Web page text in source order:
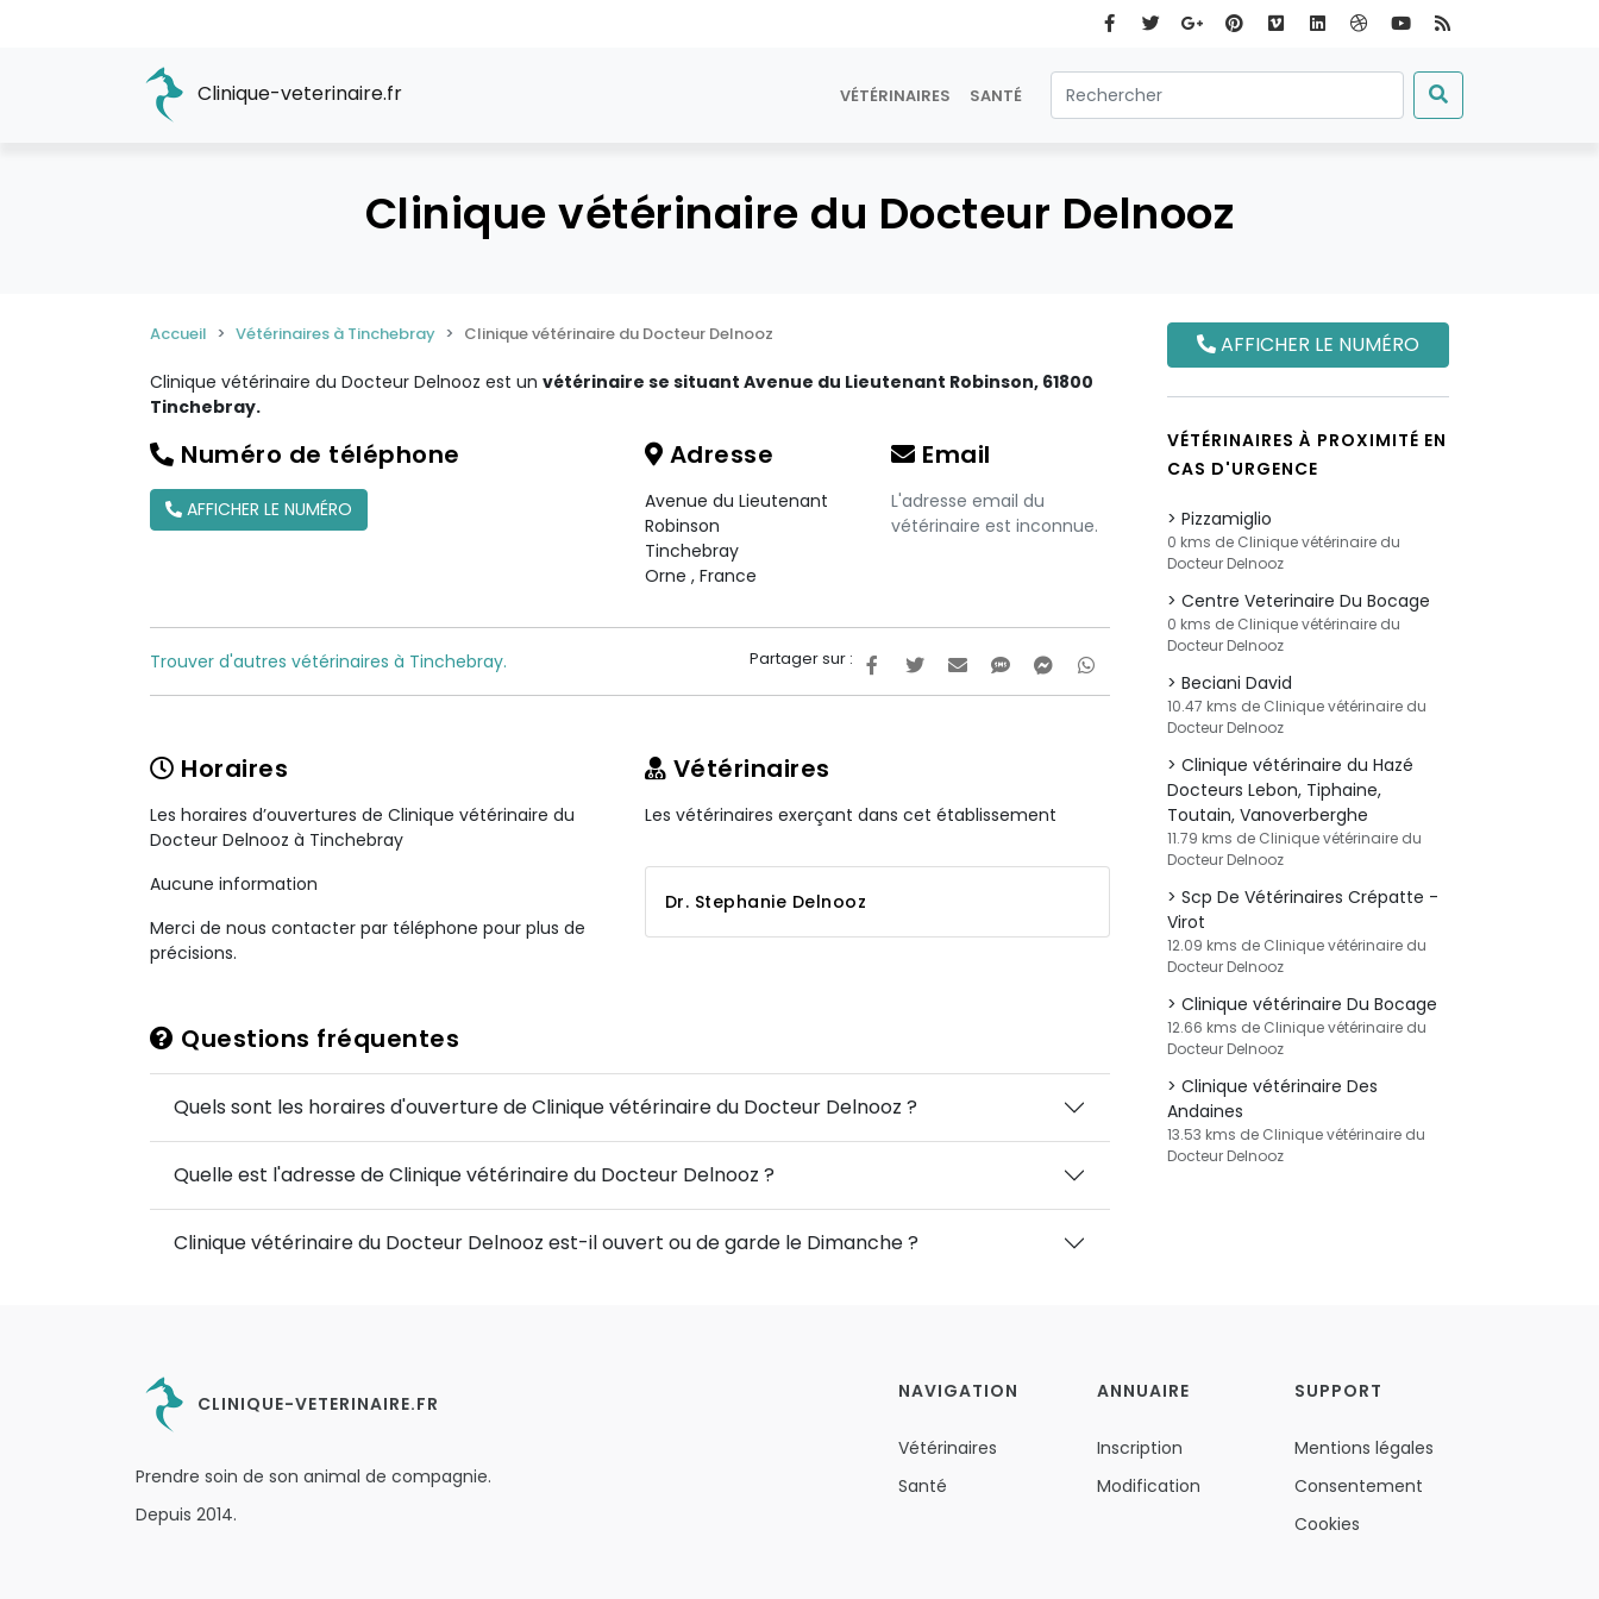
Clinique-veterinaire.fr VÉTÉRINAIRES SANTÉ
Clinique vétérinaire du Docteur Delnooz
Accueil Vétérinaires à Tinchebray Clinique vétérinaire du Docteur Delnooz
Clinique vétérinaire du Docteur Delnooz est un vétérinaire se situant Avenue du Lieutenant Robinson, 61800
Tinchebray.
Numéro de téléphone
AFFICHER LE NUMÉRO
Adresse
Avenue du Lieutenant
Robinson
Tinchebray
Orne , France
Email
L'adresse email du
vétérinaire est inconnue.
Partager sur :
Trouver d'autres vétérinaires à Tinchebray.
Horaires
Les horaires d’ouvertures de Clinique vétérinaire du
Docteur Delnooz à Tinchebray
Aucune information
Merci de nous contacter par téléphone pour plus de
précisions.
Vétérinaires
Les vétérinaires exerçant dans cet établissement
Dr. Stephanie Delnooz
Questions fréquentes
Quels sont les horaires d'ouverture de Clinique vétérinaire du Docteur Delnooz ?
Quelle est l'adresse de Clinique vétérinaire du Docteur Delnooz ?
Clinique vétérinaire du Docteur Delnooz est-il ouvert ou de garde le Dimanche ?
AFFICHER LE NUMÉRO
VÉTÉRINAIRES À PROXIMITÉ EN
CAS D'URGENCE
Pizzamiglio
0 kms de Clinique vétérinaire du
Docteur Delnooz
Centre Veterinaire Du Bocage
0 kms de Clinique vétérinaire du
Docteur Delnooz
Beciani David
10.47 kms de Clinique vétérinaire du
Docteur Delnooz
Clinique vétérinaire du Hazé
Docteurs Lebon, Tiphaine,
Toutain, Vanoverberghe
11.79 kms de Clinique vétérinaire du
Docteur Delnooz
Scp De Vétérinaires Crépatte -
Virot
12.09 kms de Clinique vétérinaire du
Docteur Delnooz
Clinique vétérinaire Du Bocage
12.66 kms de Clinique vétérinaire du
Docteur Delnooz
Clinique vétérinaire Des
Andaines
13.53 kms de Clinique vétérinaire du
Docteur Delnooz
CLINIQUE-VETERINAIRE.FR
Prendre soin de son animal de compagnie.
Depuis 2014.
NAVIGATION
Vétérinaires
Santé
ANNUAIRE
Inscription
Modification
SUPPORT
Mentions légales
Consentement
Cookies